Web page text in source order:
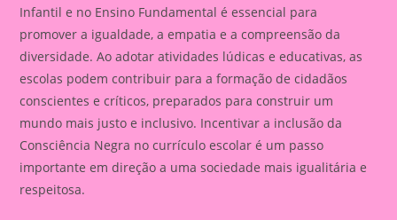
Infantil e no Ensino Fundamental é essencial para
promover a igualdade, a empatia e a compreensão da
diversidade. Ao adotar atividades lúdicas e educativas, as
escolas podem contribuir para a formação de cidadãos
conscientes e críticos, preparados para construir um
mundo mais justo e inclusivo. Incentivar a inclusão da
Consciência Negra no currículo escolar é um passo
importante em direção a uma sociedade mais igualitária e
respeitosa.